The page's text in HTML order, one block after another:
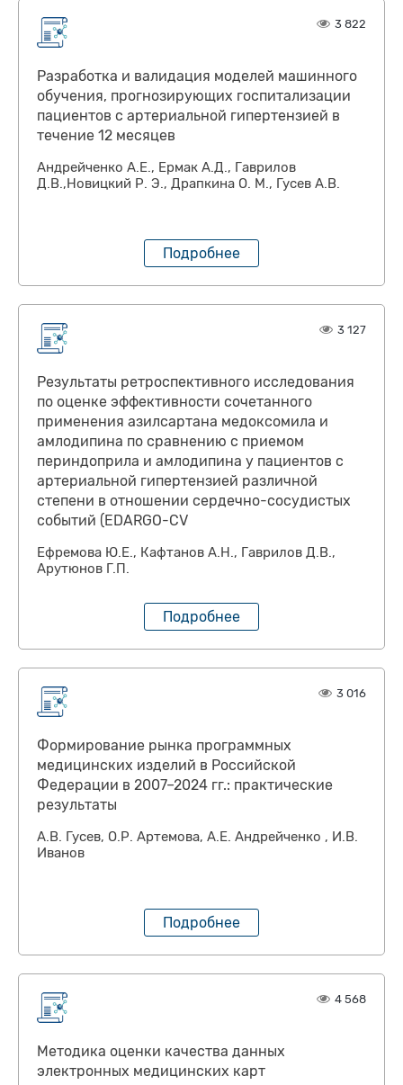
3 822
Разработка и валидация моделей машинного
обучения, прогнозирующих госпитализации
пациентов с артериальной гипертензией в
течение 12 месяцев
Андрейченко А.Е., Ермак А.Д., Гаврилов
Д.В.,Новицкий Р. Э., Драпкина О. М., Гусев А.В.
Подробнее
3 127
Результаты ретроспективного исследования
по оценке эффективности сочетанного
применения азилсартана медоксомила и
амлодипина по сравнению с приемом
периндоприла и амлодипина у пациентов с
артериальной гипертензией различной
степени в отношении сердечно-сосудистых
событий (EDARGO-CV
Ефремова Ю.Е., Кафтанов А.Н., Гаврилов Д.В.,
Арутюнов Г.П.
Подробнее
3 016
Формирование рынка программных
медицинских изделий в Российской
Федерации в 2007–2024 гг.: практические
результаты
А.В. Гусев, О.Р. Артемова, А.Е. Андрейченко , И.В.
Иванов
Подробнее
4 568
Методика оценки качества данных
электронных медицинских карт